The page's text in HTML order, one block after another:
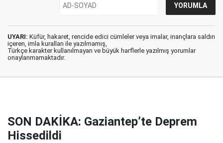
UYARI: Küfür, hakaret, rencide edici cümleler veya imalar, inançlara saldırı
içeren, imla kuralları ile yazılmamış,
Türkçe karakter kullanılmayan ve büyük harflerle yazılmış yorumlar
onaylanmamaktadır.
SON DAKİKA: Gaziantep’te Deprem
Hissedildi